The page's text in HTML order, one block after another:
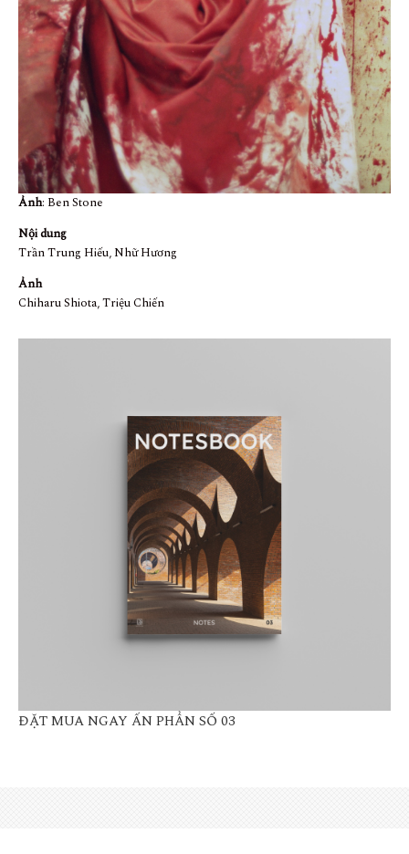
Ảnh: Ben Stone
Nội dung
Trần Trung Hiếu, Nhữ Hương
Ảnh
Chiharu Shiota, Triệu Chiến
ĐẶT MUA NGAY ẤN PHẨN SỐ 03